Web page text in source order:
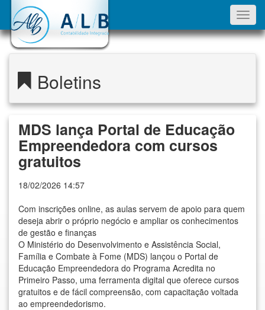
Boletins
MDS lança Portal de Educação
Empreendedora com cursos
gratuitos
18/02/2026 14:57
Com inscrições online, as aulas servem de apoio para quem
deseja abrir o próprio negócio e ampliar os conhecimentos
de gestão e finanças
O Ministério do Desenvolvimento e Assistência Social,
Família e Combate à Fome (MDS) lançou o Portal de
Educação Empreendedora do Programa Acredita no
Primeiro Passo, uma ferramenta digital que oferece cursos
gratuitos e de fácil compreensão, com capacitação voltada
ao empreendedorismo.